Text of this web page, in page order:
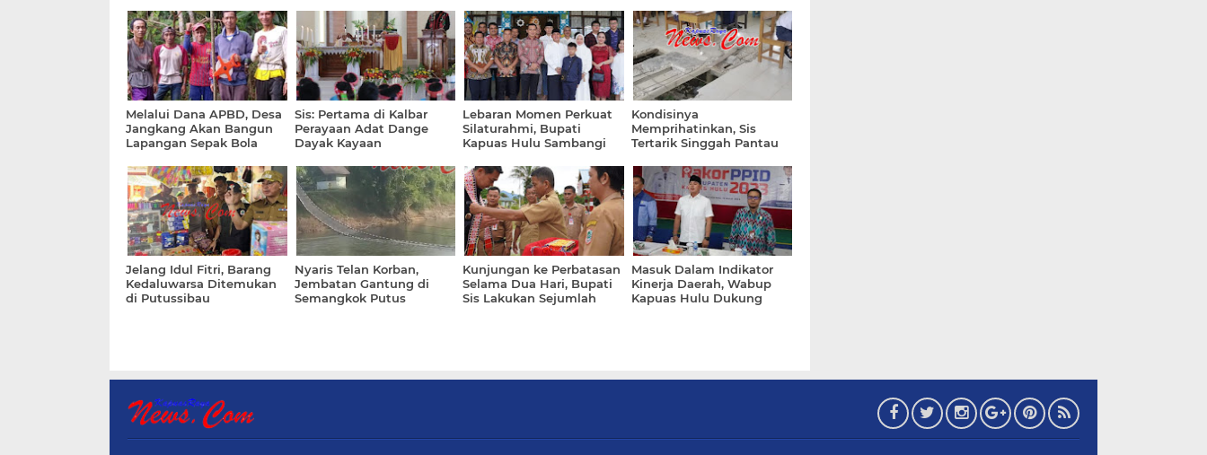
Melalui Dana APBD, Desa
Jangkang Akan Bangun
Lapangan Sepak Bola
Sis: Pertama di Kalbar
Perayaan Adat Dange
Dayak Kayaan
Perayaan Misa
Lebaran Momen Perkuat
Silaturahmi, Bupati
Kapuas Hulu Sambangi
Kondisinya
Memprihatinkan, Sis
Tertarik Singgah Pantau
Jelang Idul Fitri, Barang
Kedaluwarsa Ditemukan
di Putussibau
Nyaris Telan Korban,
Jembatan Gantung di
Semangkok Putus
Kunjungan ke Perbatasan
Selama Dua Hari, Bupati
Sis Lakukan Sejumlah
Masuk Dalam Indikator
Kinerja Daerah, Wabup
Kapuas Hulu Dukung